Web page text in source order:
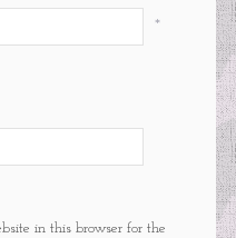
*
in this browser for the